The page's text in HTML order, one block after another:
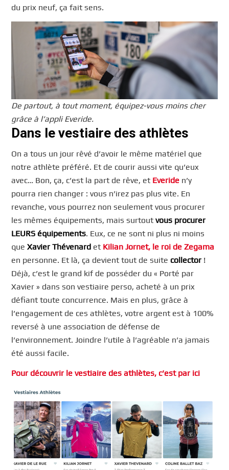
du prix neuf, ça fait sens.
De partout, à tout moment, équipez-vous moins cher
grâce à l’appli Everide.
Dans le vestiaire des athlètes
On a tous un jour rêvé d’avoir le même matériel que
notre athlète préféré. Et de courir aussi vite qu’eux
avec… Bon, ça, c’est la part de rêve, et Everide n’y
pourra rien changer : vous n’irez pas plus vite. En
revanche, vous pourrez non seulement vous procurer
les mêmes équipements, mais surtoutvous procurer
LEURS équipements. Eux, ce ne sont ni plus ni moins
queXavier Thévenard et Kilian Jornet, le roi de Zegama
en personne. Et là, ça devient tout de suite collector !
Déjà, c’est le grand kif de posséder du « Porté par
Xavier » dans son vestiaire perso, acheté à un prix
défiant toute concurrence. Mais en plus, grâce à
l’engagement de ces athlètes, votre argent est à 100%
reversé à une association de défense de
l’environnement. Joindre l’utile à l’agréable n’a jamais
été aussi facile.
Pour découvrir le vestiaire des athlètes, c’est par ici